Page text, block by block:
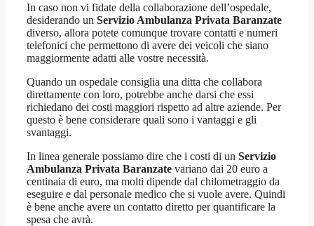
In caso non vi fidate della collaborazione dell’ospedale,
desiderando un Servizio Ambulanza Privata Baranzate
diverso, allora potete comunque trovare contatti e numeri
telefonici che permettono di avere dei veicoli che siano
maggiormente adatti alle vostre necessità.
Quando un ospedale consiglia una ditta che collabora
direttamente con loro, potrebbe anche darsi che essi
richiedano dei costi maggiori rispetto ad altre aziende. Per
questo è bene considerare quali sono i vantaggi e gli
svantaggi.
In linea generale possiamo dire che i costi di un Servizio
Ambulanza Privata Baranzate variano dai 20 euro a
centinaia di euro, ma molti dipende dal chilometraggio da
eseguire e dal personale medico che si vuole avere. Quindi
è bene anche avere un contatto diretto per quantificare la
spesa che avrà.